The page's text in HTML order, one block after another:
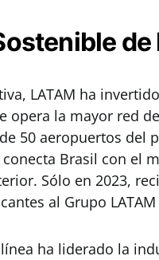
de
LATAM ha
opera la mayor red
50 aeropuertos del
Brasil con el
Sólo en 2023,
al Grupo
ha liderado la